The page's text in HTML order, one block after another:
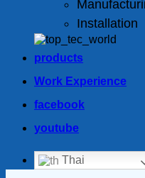
Installation
products
Work Experience
facebook
youtube
Thai